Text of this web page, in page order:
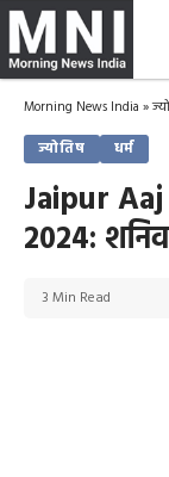
Morning News India »
ज्योतिष धर्म
Jaipur
2024:
3 Min Read